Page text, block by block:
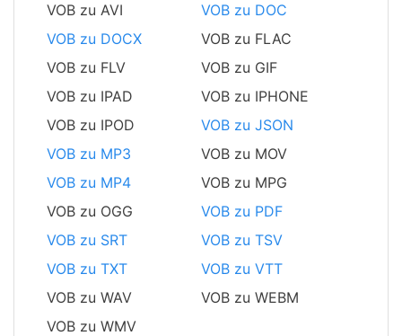
VOB zu AVI
VOB zu DOC
VOB zu DOCX
VOB zu FLAC
VOB zu FLV
VOB zu GIF
VOB zu IPAD
VOB zu IPHONE
VOB zu IPOD
VOB zu JSON
VOB zu MP3
VOB zu MOV
VOB zu MP4
VOB zu MPG
VOB zu OGG
VOB zu PDF
VOB zu SRT
VOB zu TSV
VOB zu TXT
VOB zu VTT
VOB zu WAV
VOB zu WEBM
VOB zu WMV